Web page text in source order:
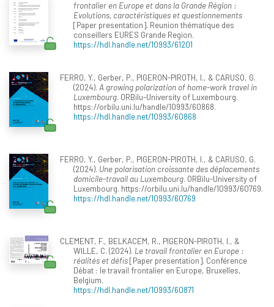
frontalier en Europe et dans la Grande Région :
Evolutions, caractéristiques et questionnements
[Paper presentation]. Reunion thématique des
conseillers EURES Grande Region.
https://hdl.handle.net/10993/61201
FERRO, Y., Gerber, P., PIGERON-PIROTH, I., & CARUSO, G.
(2024). A growing polarization of home-work travel in
Luxembourg. ORBilu-University of Luxembourg.
https://orbilu.uni.lu/handle/10993/60868.
https://hdl.handle.net/10993/60868
FERRO, Y., Gerber, P., PIGERON-PIROTH, I., & CARUSO, G.
(2024). Une polarisation croissante des déplacements
domicile-travail au Luxembourg. ORBilu-University of
Luxembourg. https://orbilu.uni.lu/handle/10993/60769.
https://hdl.handle.net/10993/60769
CLEMENT, F., BELKACEM, R., PIGERON-PIROTH, I., &
WILLE, C. (2024). Le travail frontalier en Europe :
réalités et défis[Paper presentation]. Conférence
Débat : le travail frontalier en Europe, Bruxelles,
Belgium.
https://hdl.handle.net/10993/60871